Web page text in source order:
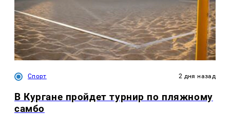
Спорт 2 дня назад
В Кургане пройдет турнир по пляжному
самбо